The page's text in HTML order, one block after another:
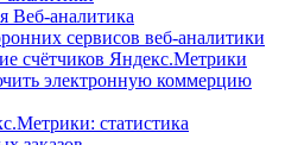
Веб-аналитика
сервисов веб-аналитики
счётчиков Яндекс.Метрики
электронную коммерцию
статистика